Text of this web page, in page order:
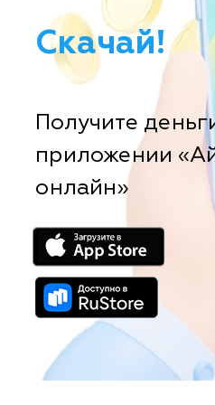
Скачай!
Получите
приложении
онлайн»